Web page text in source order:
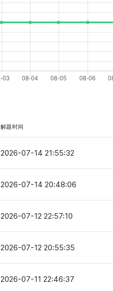
解题时间
2026-07-14 21:55:32
2026-07-14 20:48:06
2026-07-12 22:57:10
2026-07-12 20:55:35
2026-07-11 22:46:37